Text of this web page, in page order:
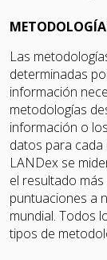
Las
determinadas
información
metodologías
información o
datos para
LANDex se
el resultado
puntuaciones a
mundial. Todos
tipos de